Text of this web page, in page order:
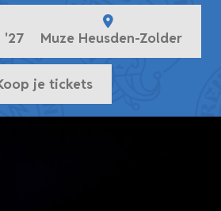
'27 Muze Heusden-Zolder
je tickets